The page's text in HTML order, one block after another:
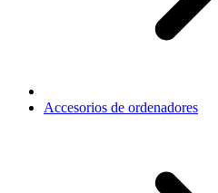
Accesorios de ordenadores